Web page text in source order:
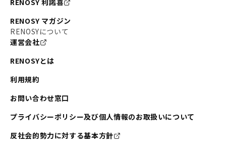
RENOSY 利諾喜
RENOSY マガジン
RENOSYについて
運営会社
RENOSYとは
利用規約
お問い合わせ窓口
プライバシーポリシー及び個人情報のお取扱いについて
反社会的勢力に対する基本方針